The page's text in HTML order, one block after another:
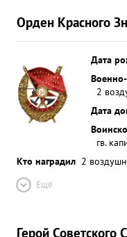
мужество, за
боевых вылетов
награды ордена
Орден Красного
Дата
2
Дата
гв.
Кто наградил 2
Ещё
Герой